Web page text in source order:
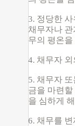
3. 정당한
채무자나
무의 평온
4. 채무자
5. 채무자
금을 마련
을 심하게
6. 채무를